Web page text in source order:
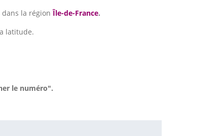
dans la régionÎle-de-France.
latitude.
le numéro".